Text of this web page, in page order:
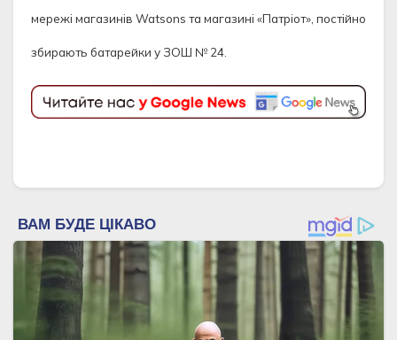
мережі магазинів Watsons та магазині «Патріот», постійно
збирають батарейки у ЗОШ № 24.